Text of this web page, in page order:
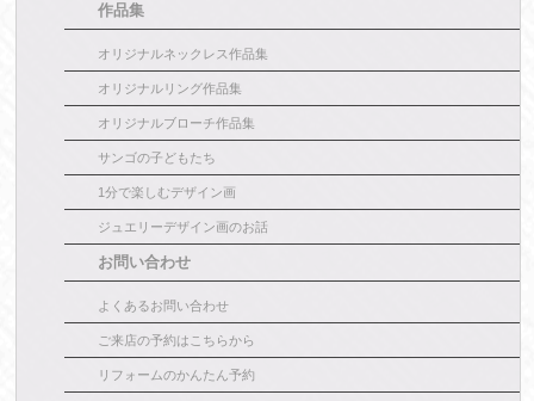
作品集
オリジナルネックレス作品集
オリジナルリング作品集
オリジナルブローチ作品集
サンゴの子どもたち
1分で楽しむデザイン画
ジュエリーデザイン画のお話
お問い合わせ
よくあるお問い合わせ
ご来店の予約はこちらから
リフォームのかんたん予約